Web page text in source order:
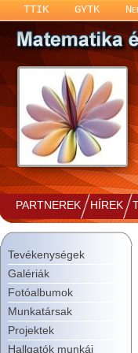
TTIK GYTK
PARTNEREK HÍREK
Tevékenységek
Galériák
Fotóalbumok
Munkatársak
Projektek
Hallgatók munkái